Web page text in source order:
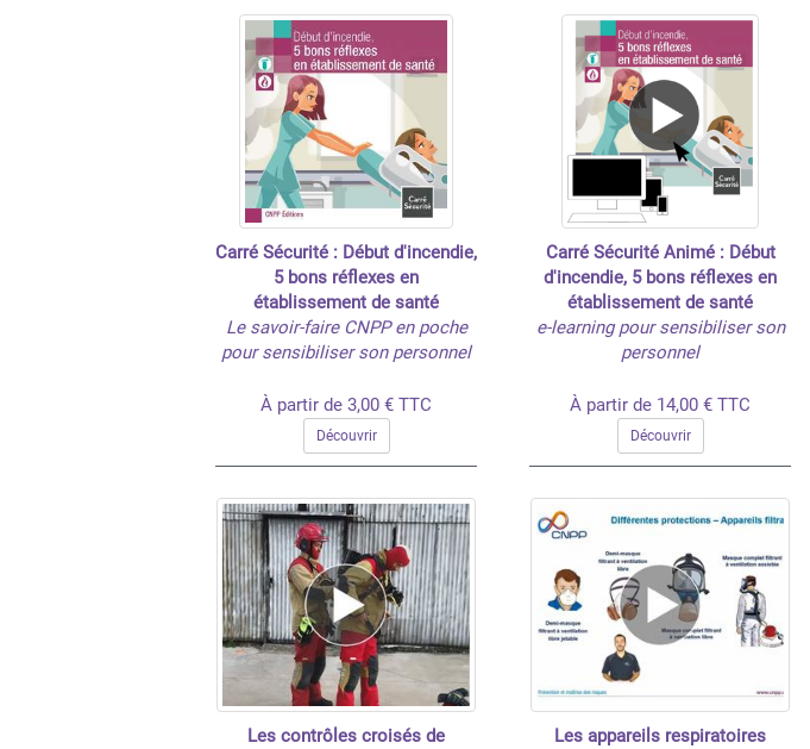
Carré Sécurité : Début d'incendie,
5 bons réflexes en
établissement de santé
Le savoir-faire CNPP en poche
pour sensibiliser son personnel
À partir de 3,00 € TTC
Découvrir
Carré Sécurité Animé : Début
d'incendie, 5 bons réflexes en
établissement de santé
e-learning pour sensibiliser son
personnel
À partir de 14,00 € TTC
Découvrir
Les contrôles croisés de
Les appareils respiratoires